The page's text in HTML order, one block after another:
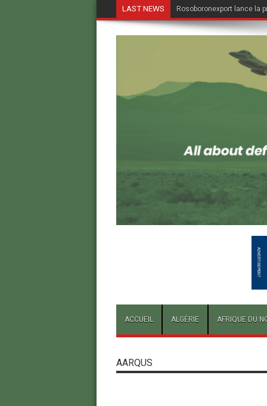
LAST NEWS Rosoboronexport lance la
ACCUEIL ALGÉRIE AFRIQUE DU
AARQUS